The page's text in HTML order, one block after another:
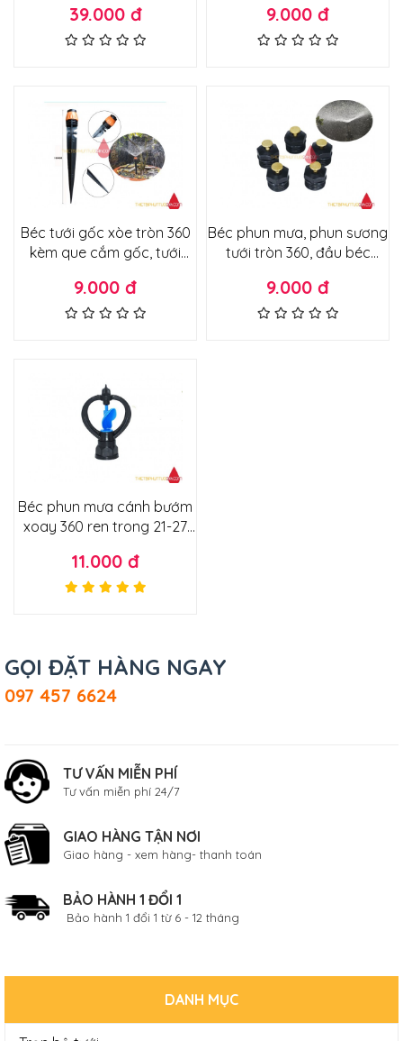
lọc rác
39.000 đ 9.000 đ
Béc tưới gốc xòe tròn 360
kèm que cắm gốc, tưới
điều chỉnh tầm phun và lưu
lượng nước
9.000 đ
Béc phun mưa, phun sương
tưới tròn 360, đầu béc
phun rộng
9.000 đ
Béc phun mưa cánh bướm
xoay 360 ren trong 21-27
11.000 đ
GỌI ĐẶT HÀNG NGAY
097 457 6624
TƯ VẤN MIỄN PHÍ
Tư vấn miễn phí 24/7
GIAO HÀNG TẬN NƠI
Giao hàng - xem hàng- thanh toán
BẢO HÀNH 1 ĐỔI 1
Bảo hành 1 đổi 1 từ 6 - 12 tháng
DANH MỤC